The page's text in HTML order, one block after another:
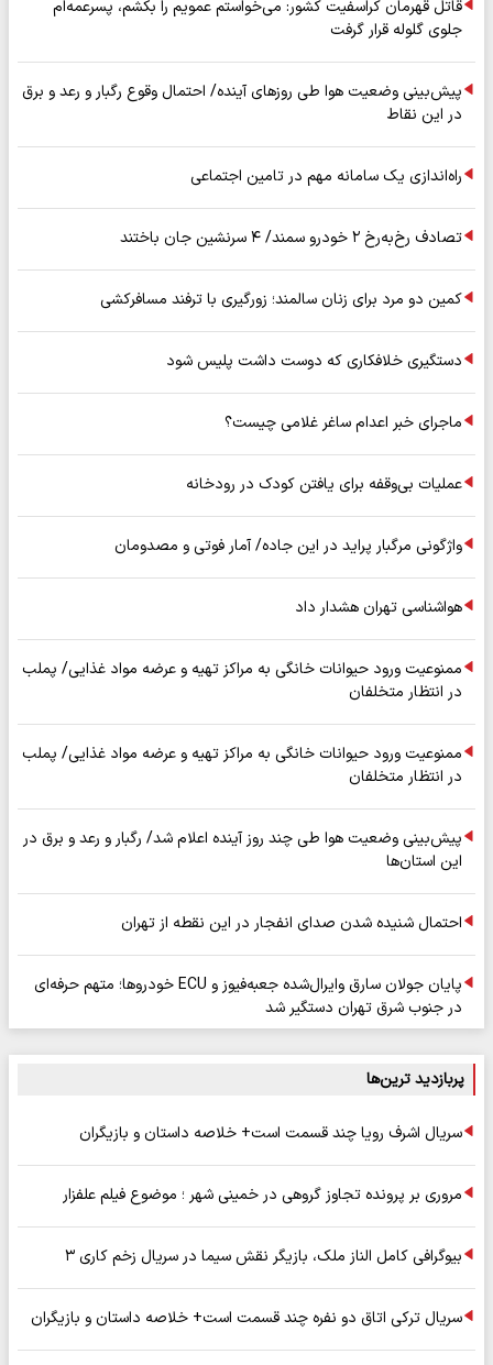
قاتل قهرمان کراسفیت کشور: می‌خواستم عمویم را بکشم، پسرعمه‌ام
جلوی گلوله قرار گرفت
پیش‌بینی وضعیت هوا طی روزهای آینده/ احتمال وقوع رگبار و رعد و برق
در این نقاط
راه‌اندازی یک سامانه مهم در تامین اجتماعی
تصادف رخ‌به‌رخ ۲ خودرو سمند/ ۴ سرنشین جان باختند
کمین دو مرد برای زنان سالمند؛ زورگیری با ترفند مسافرکشی
دستگیری خلافکاری که دوست داشت پلیس شود
ماجرای خبر اعدام ساغر غلامی چیست؟
عملیات بی‌وقفه برای یافتن کودک در رودخانه
واژگونی مرگبار پراید در این جاده/ آمار فوتی و مصدومان
هواشناسی تهران هشدار داد
ممنوعیت ورود حیوانات خانگی به مراکز تهیه و عرضه مواد غذایی/ پملب
در انتظار متخلفان
ممنوعیت ورود حیوانات خانگی به مراکز تهیه و عرضه مواد غذایی/ پملب
در انتظار متخلفان
پیش‌بینی وضعیت هوا طی چند روز آینده اعلام شد/ رگبار و رعد و برق در
این استان‌ها
احتمال شنیده شدن صدای انفجار در این نقطه از تهران
پایان جولان سارق وایرال‌شده جعبه‌فیوز و ECU خودروها؛ متهم حرفه‌ای
در جنوب شرق تهران دستگیر شد
پربازدید ترین‌ها
سریال اشرف رویا چند قسمت است+ خلاصه داستان و بازیگران
مروری بر پرونده تجاوز گروهی در خمینی شهر ؛ موضوع فیلم علفزار
بیوگرافی کامل الناز ملک، بازیگر نقش سیما در سریال زخم کاری ۳
سریال ترکی اتاق دو نفره چند قسمت است+ خلاصه داستان و بازیگران